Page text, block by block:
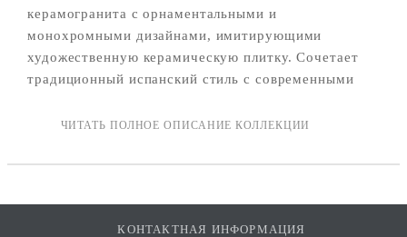
керамогранита с орнаментальными и
монохромными дизайнами, имитирующими
художественную керамическую плитку. Сочетает
традиционный испанский стиль с современными
устойчив к износу и подходит для широкого
задач.
КОНТАКТНАЯ ИНФОРМАЦИЯ